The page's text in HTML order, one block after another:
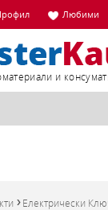
Любими
и
Електрически